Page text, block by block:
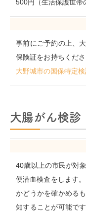
500円（生活保護世帯
事前にご予約の上、
保険証をお持ちくだ
大野城市の国保特定
大腸がん検診
40歳以上の市民が対
便潜血検査をします
かどうかを確かめる
知することが可能で